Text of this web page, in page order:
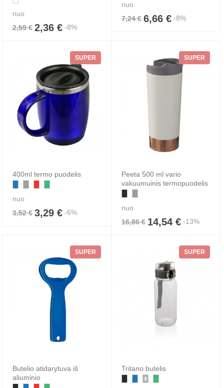
nuo
2,59 € 2,36 € -8%
nuo
7,24 € 6,66 € -8%
SUPER
400ml termo puodelis
nuo
3,52 € 3,29 € -6%
SUPER
Peeta 500 ml vario
vakuumuinis termopuodelis
nuo
16,86 € 14,54 € -13%
SUPER
Butelio atidarytuva iš
aliuminio
SUPER
Tritano butelis